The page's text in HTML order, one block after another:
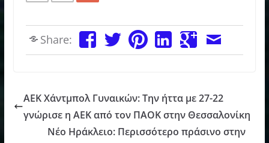
Share:
AEK Χάντμπολ Γυναικών: Την ήττα με 27-22
γνώρισε η ΑΕΚ από τον ΠΑΟΚ στην Θεσσαλονίκη
Νέο Ηράκλειο: Περισσότερο πράσινο στην